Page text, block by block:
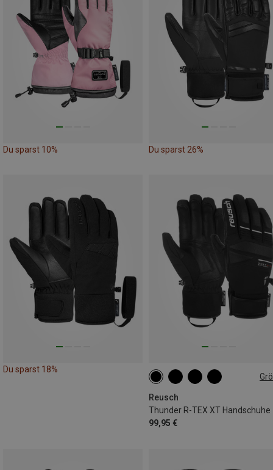
Du sparst 10% Du sparst 26%
Du sparst 18%
Reusch
Thunder R-TEX XT Handschuhe
99,95 €
8 8.5 9.5